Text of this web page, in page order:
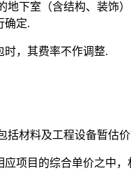
下室（含结构、装
确定.
，其费率不作调整.
材料及工程设备暂估
项目的综合单价之中